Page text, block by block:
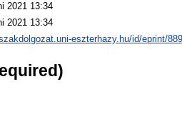
2021 13:34
2021 13:34
eszterhazy.hu/id/eprint/